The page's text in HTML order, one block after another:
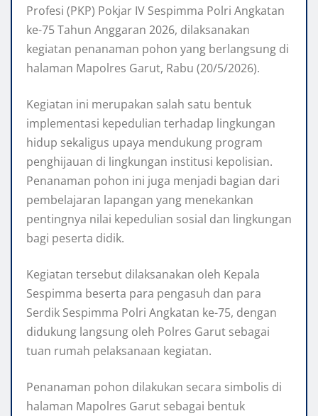
Profesi (PKP) Pokjar IV Sespimma Polri Angkatan
ke-75 Tahun Anggaran 2026, dilaksanakan
kegiatan penanaman pohon yang berlangsung di
halaman Mapolres Garut, Rabu (20/5/2026).
Kegiatan ini merupakan salah satu bentuk
implementasi kepedulian terhadap lingkungan
hidup sekaligus upaya mendukung program
penghijauan di lingkungan institusi kepolisian.
Penanaman pohon ini juga menjadi bagian dari
pembelajaran lapangan yang menekankan
pentingnya nilai kepedulian sosial dan lingkungan
bagi peserta didik.
Kegiatan tersebut dilaksanakan oleh Kepala
Sespimma beserta para pengasuh dan para
Serdik Sespimma Polri Angkatan ke-75, dengan
didukung langsung oleh Polres Garut sebagai
tuan rumah pelaksanaan kegiatan.
Penanaman pohon dilakukan secara simbolis di
halaman Mapolres Garut sebagai bentuk